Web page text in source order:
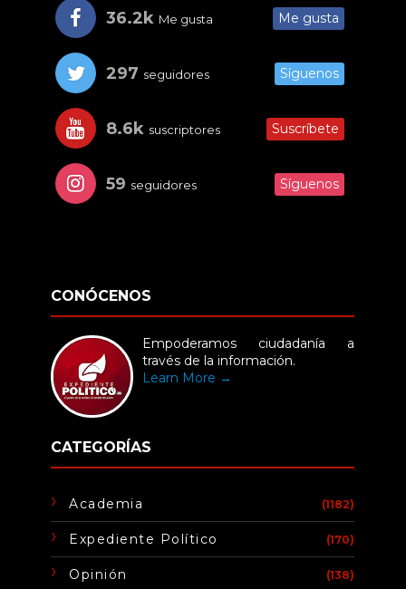
36.2k Me gusta Me gusta
297 seguidores Síguenos
8.6k suscriptores Suscríbete
59 seguidores Síguenos
CONÓCENOS
Empoderamos ciudadanía a
través de la información.
Learn More →
CATEGORÍAS
Academia (1182)
Expediente Político (170)
Opinión (138)